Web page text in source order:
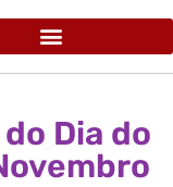
Dia do